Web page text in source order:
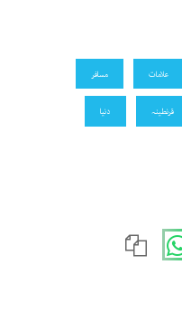
علامات مسافر
قرنطینہ دنیا